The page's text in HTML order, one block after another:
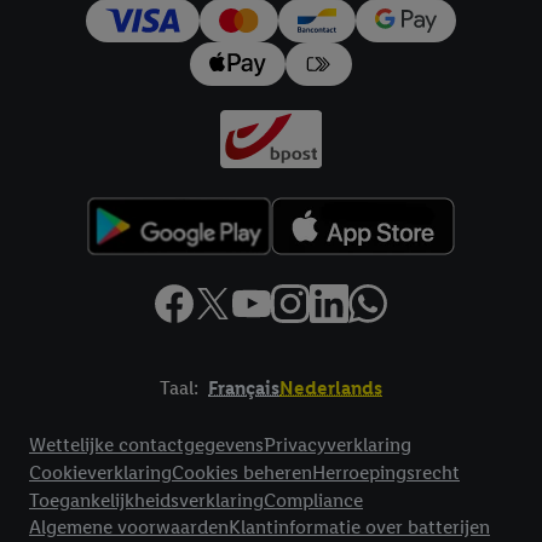
Taal: FrançaisNederlands
Wettelijke contactgegevensPrivacyverklaring
CookieverklaringCookies beherenHerroepingsrecht
ToegankelijkheidsverklaringCompliance
Algemene voorwaardenKlantinformatie over batterijen
trekken, vindt u in onzeprivacyverklaring.Je vindt het
impressum hier.